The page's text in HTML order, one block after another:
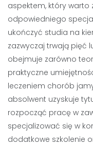
aspektem, który warto
odpowiedniego
ukończyć studia na
zazwyczaj trwają pięć
obejmuje zarówno
praktyczne
leczeniem chorób
absolwent uzyskuje
rozpocząć pracę w
specjalizować się w
dodatkowe szkolenie